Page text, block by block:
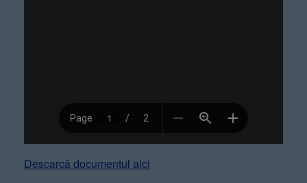
Descarcă documentul aici